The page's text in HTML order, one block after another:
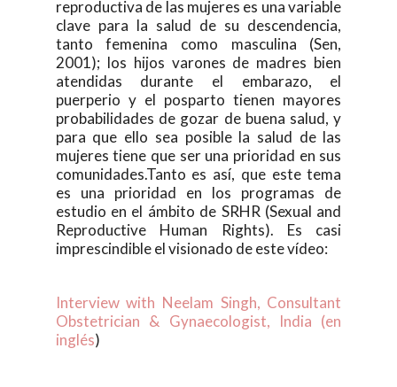
reproductiva de las mujeres es una variable
clave para la salud de su descendencia,
tanto femenina como masculina (Sen,
2001); los hijos varones de madres bien
atendidas durante el embarazo, el
puerperio y el posparto tienen mayores
probabilidades de gozar de buena salud, y
para que ello sea posible la salud de las
mujeres tiene que ser una prioridad en sus
comunidades.Tanto es así, que este tema
es una prioridad en los programas de
estudio en el ámbito de SRHR (Sexual and
Reproductive Human Rights). Es casi
imprescindible el visionado de este vídeo:
Interview with Neelam Singh, Consultant
Obstetrician & Gynaecologist, India (en
inglés)